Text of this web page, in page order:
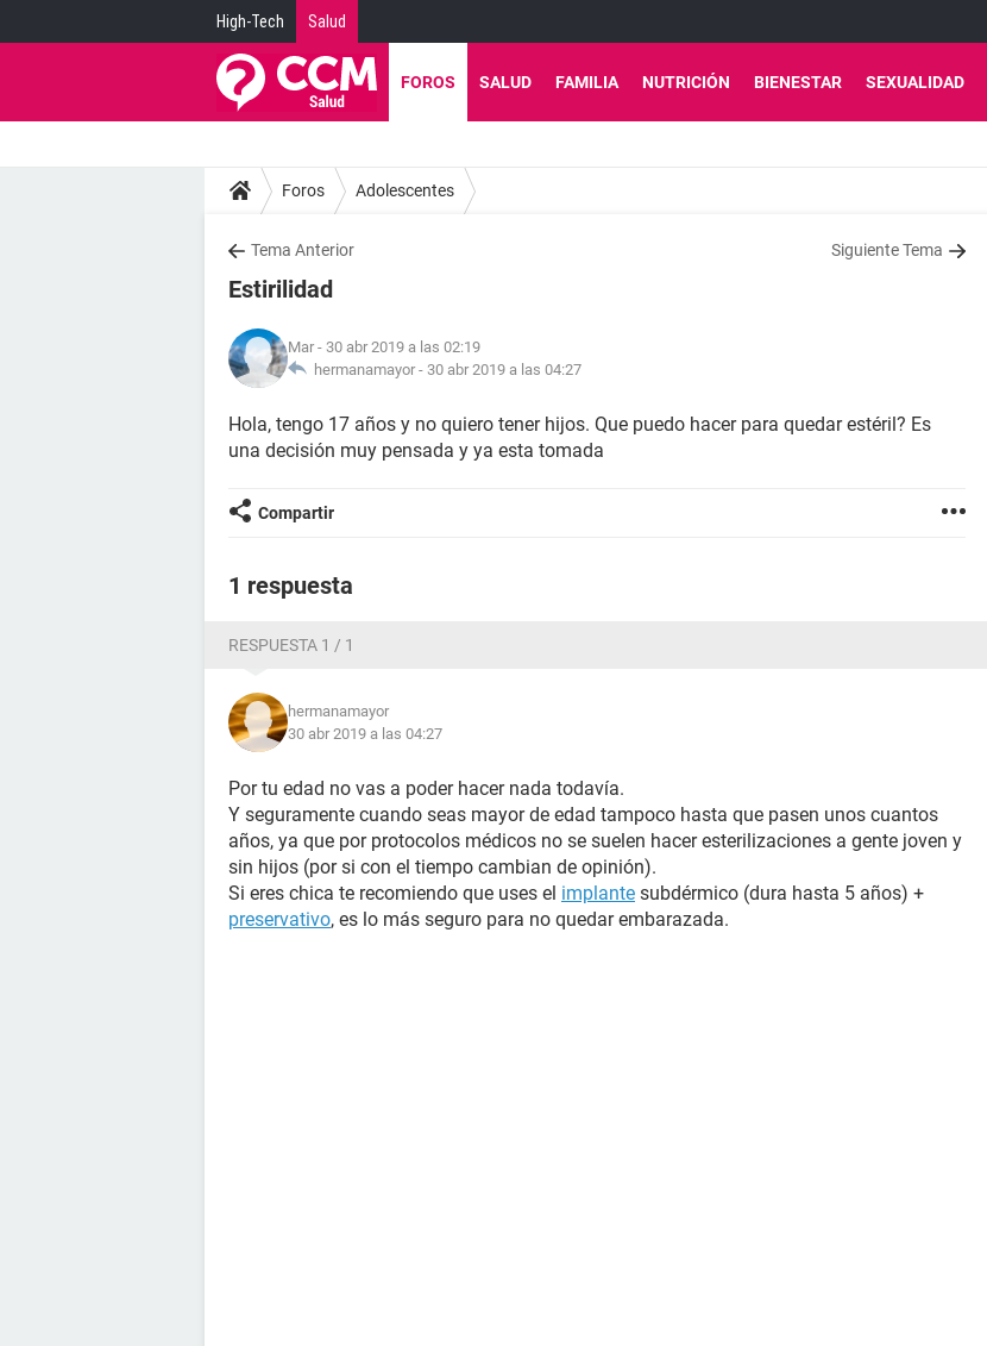
High-Tech Salud
FOROS SALUD FAMILIA NUTRICIÓN BIENESTAR SEXUALIDAD
Foros Adolescentes
Tema Anterior Siguiente Tema
Estirilidad
Mar - 30 abr 2019 a las 02:19
hermanamayor - 30 abr 2019 a las 04:27
Hola, tengo 17 años y no quiero tener hijos. Que puedo hacer para quedar estéril? Es
una decisión muy pensada y ya esta tomada
Compartir
1 respuesta
RESPUESTA 1 / 1
hermanamayor
30 abr 2019 a las 04:27
Por tu edad no vas a poder hacer nada todavía.
Y seguramente cuando seas mayor de edad tampoco hasta que pasen unos cuantos
años, ya que por protocolos médicos no se suelen hacer esterilizaciones a gente joven y
sin hijos (por si con el tiempo cambian de opinión).
Si eres chica te recomiendo que uses el implante subdérmico (dura hasta 5 años) +
preservativo, es lo más seguro para no quedar embarazada.